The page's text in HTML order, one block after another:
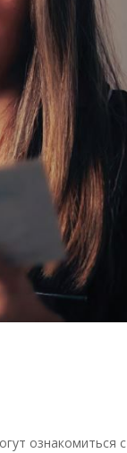
ознакомиться с